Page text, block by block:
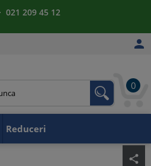
021 209 45 12

0
Reduceri
share